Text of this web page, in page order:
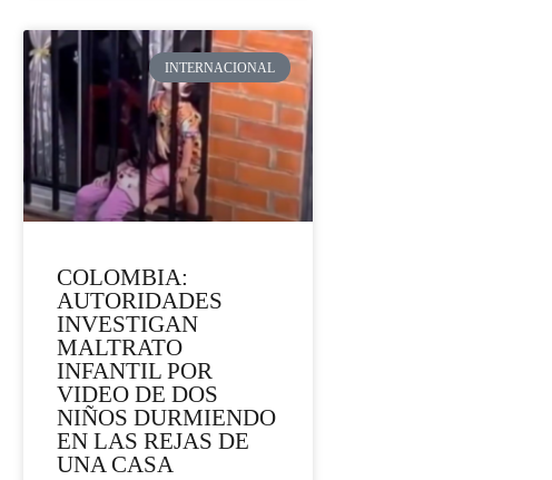
INTERNACIONAL
COLOMBIA:
AUTORIDADES
INVESTIGAN
MALTRATO
INFANTIL POR
VIDEO DE DOS
NIÑOS DURMIENDO
EN LAS REJAS DE
UNA CASA